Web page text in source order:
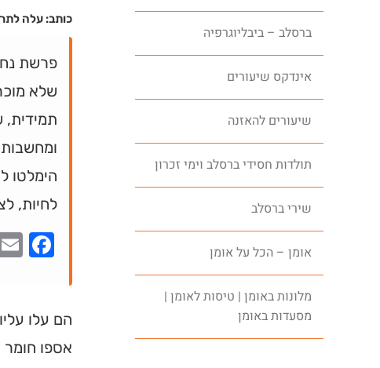
ברסלב – ביבליוגרפיה
אינדקס שיעורים
שיעורים להאזנה
תולדות חסידי ברסלב וימי זכרון
שירי ברסלב
אומן – הכל על אומן
מלונות באומן | טיסות לאומן |
מסעדות באומן
כותב: עלה
פרשת נח
שלא
תמידית,
הימלטו
לחיות,
הם עלו
אספו חומר